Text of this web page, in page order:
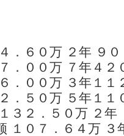
６０万 ２年 ９
００万 ７年４２
００万 ３年１１
５０万 ５年１１
２．５０万 ２年
０７．６４万 ３